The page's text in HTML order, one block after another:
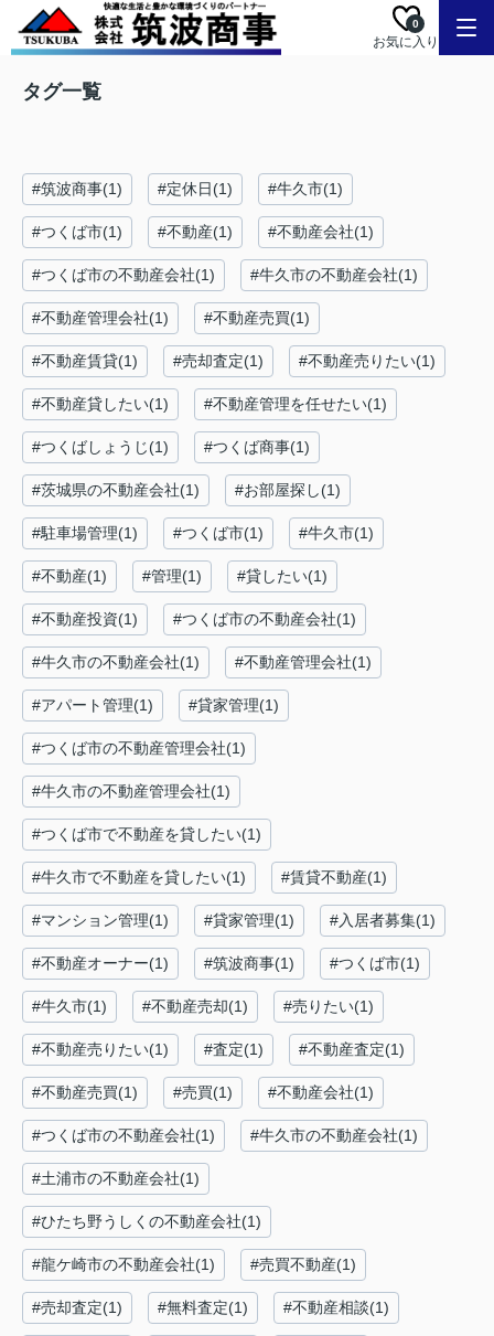
0
お気に入り
タグ一覧
#筑波商事(1) #定休日(1) #牛久市(1)
#つくば市(1) #不動産(1) #不動産会社(1)
#つくば市の不動産会社(1) #牛久市の不動産会社(1)
#不動産管理会社(1) #不動産売買(1)
#不動産賃貸(1) #売却査定(1) #不動産売りたい(1)
#不動産貸したい(1) #不動産管理を任せたい(1)
#つくばしょうじ(1) #つくば商事(1)
#茨城県の不動産会社(1) #お部屋探し(1)
#駐車場管理(1) #つくば市(1) #牛久市(1)
#不動産(1) #管理(1) #貸したい(1)
#不動産投資(1) #つくば市の不動産会社(1)
#牛久市の不動産会社(1) #不動産管理会社(1)
#アパート管理(1) #貸家管理(1)
#つくば市の不動産管理会社(1)
#牛久市の不動産管理会社(1)
#つくば市で不動産を貸したい(1)
#牛久市で不動産を貸したい(1) #賃貸不動産(1)
#マンション管理(1) #貸家管理(1) #入居者募集(1)
#不動産オーナー(1) #筑波商事(1) #つくば市(1)
#牛久市(1) #不動産売却(1) #売りたい(1)
#不動産売りたい(1) #査定(1) #不動産査定(1)
#不動産売買(1) #売買(1) #不動産会社(1)
#つくば市の不動産会社(1) #牛久市の不動産会社(1)
#土浦市の不動産会社(1)
#ひたち野うしくの不動産会社(1)
#龍ケ崎市の不動産会社(1) #売買不動産(1)
#売却査定(1) #無料査定(1) #不動産相談(1)